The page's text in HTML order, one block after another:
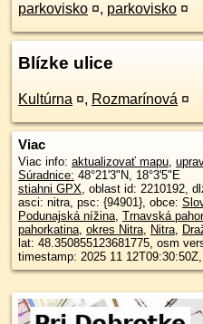
parkovisko ¤, parkovisko ¤
Blízke ulice
Kultúrna ¤, Rozmarínová ¤
Viac
Viac info: aktualizovať mapu,
Súradnice: 48°21'3"N, 18°3'5"E
stiahni GPX, oblast id: 2210192, dlzka: 791, oblast name: Nitra, oblast
asci: nitra, psc: {94901}, obce:
Podunajská nížina, Trnavská
pahorkatina, okres Nitra, Nitra,
lat: 48.350855123681775, osm
timestamp: 2025 11 12T09:30:50Z,